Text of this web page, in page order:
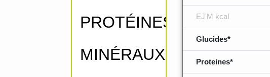
PROTÉINES
MINÉRAUX
EJ'M kcal
Glucides*
Proteines*